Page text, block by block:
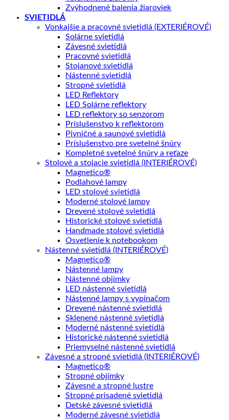
Zvýhodnené balenia žiaroviek
SVIETIDLÁ
Vonkajšie a pracovné svietidlá (EXTERIÉROVÉ)
Solárne svietidlá
Závesné svietidlá
Pracovné svietidlá
Stojanové svietidlá
Nástenné svietidlá
Stropné svietidlá
LED Reflektory
LED Solárne reflektory
LED reflektory so senzorom
Príslušenstvo k reflektorom
Pivničné a saunové svietidlá
Príslušenstvo pre svetelné šnúry
Kompletné svetelné šnúry a reťaze
Stolové a stojacie svietidlá (INTERIÉROVÉ)
Magnetico®
Podlahové lampy
LED stolové svietidlá
Moderné stolové lampy
Drevené stolové svietidlá
Historické stolové svietidlá
Handmade stolové svietidlá
Osvetlenie k notebookom
Nástenné svietidlá (INTERIÉROVÉ)
Magnetico®
Nástenné lampy
Nástenné objímky
LED nástenné svietidlá
Nástenné lampy s vypínačom
Drevené nástenné svietidlá
Sklenené nástenné svietidlá
Moderné nástenné svietidlá
Historické nástenné svietidlá
Priemyselné nástenné svietidlá
Závesné a stropné svietidlá (INTERIÉROVÉ)
Magnetico®
Stropné objímky
Závesné a stropné lustre
Stropné prisadené svietidlá
Detské závesné svietidlá
Moderné závesné svietidlá